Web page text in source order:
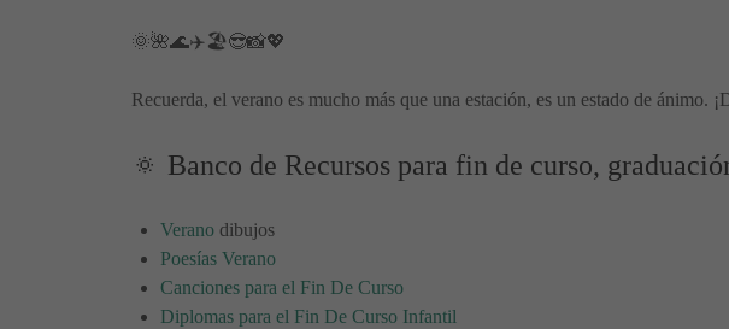
🌞🌺🌊✈️🏖️😎📸💖
Recuerda, el verano es mucho más que una estación, es un estado de ánimo.
🔅 Banco de Recursos para fin de curso,
Verano dibujos
Poesías Verano
Canciones para el Fin De Curso
Diplomas para el Fin De Curso Infantil